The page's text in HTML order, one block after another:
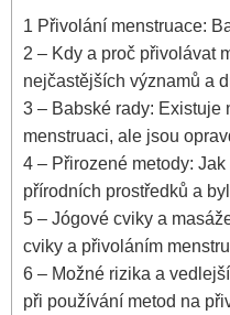
1 Přivolání menstruace:
2 – Kdy a proč přivolávat
nejčastějších významů a
3 – Babské‍ rady: Existuje
menstruaci, ale jsou
4 – Přirozené metody:
přírodních prostředků a
5 – Jógové cviky⁤ a
cviky a přivoláním
6 – Možné rizika a
při používání⁤ metod na